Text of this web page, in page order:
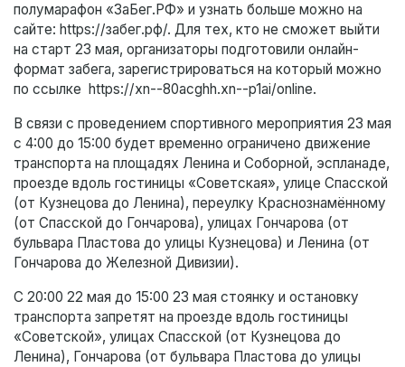
полумарафон «ЗаБег.РФ» и узнать больше можно на
сайте: https://забег.рф/. Для тех, кто не сможет выйти
на старт 23 мая, организаторы подготовили онлайн-
формат забега, зарегистрироваться на который можно
по ссылке https://xn--80acghh.xn--p1ai/online.
В связи с проведением спортивного мероприятия 23 мая
с 4:00 до 15:00 будет временно ограничено движение
транспорта на площадях Ленина и Соборной, эспланаде,
проезде вдоль гостиницы «Советская», улице Спасской
(от Кузнецова до Ленина), переулку Краснознамённому
(от Спасской до Гончарова), улицах Гончарова (от
бульвара Пластова до улицы Кузнецова) и Ленина (от
Гончарова до Железной Дивизии).
С 20:00 22 мая до 15:00 23 мая стоянку и остановку
транспорта запретят на проезде вдоль гостиницы
«Советской», улицах Спасской (от Кузнецова до
Ленина), Гончарова (от бульвара Пластова до улицы